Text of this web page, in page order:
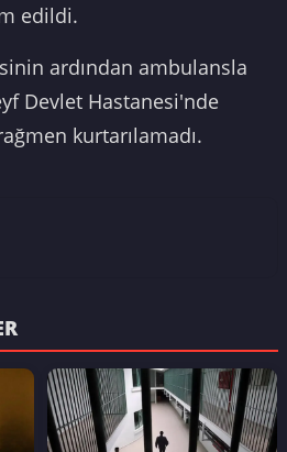
edildi.
ardından ambulansla
Devlet Hastanesi'nde
kurtarılamadı.